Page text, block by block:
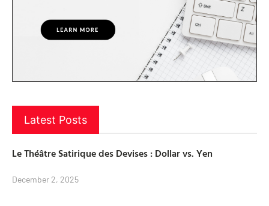
Latest Posts
Le Théâtre Satirique des Devises : Dollar vs. Yen
December 2, 2025